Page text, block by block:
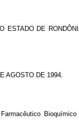
ESTADO DE
AGOSTO DE 1994.
Bioquímico